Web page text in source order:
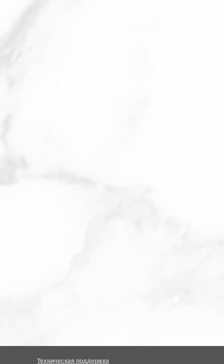
Техническая поддержка